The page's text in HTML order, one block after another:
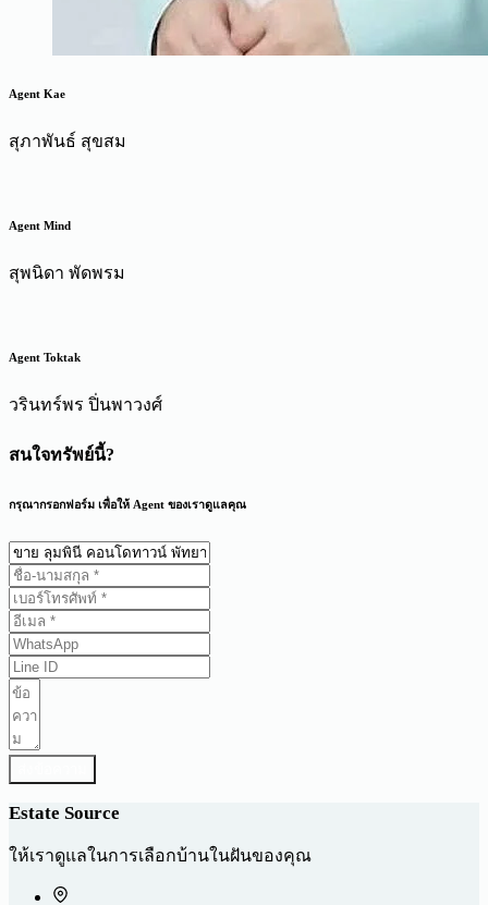
Agent Kae
สุภาพันธ์ สุขสม
Agent Mind
สุพนิดา พัดพรม
Agent Toktak
วรินทร์พร ปิ่นพาวงศ์
สนใจทรัพย์นี้?
กรุณากรอกฟอร์ม เพื่อให้ Agent ของเราดูแลคุณ
Estate Source
ให้เราดูแลในการเลือกบ้านในฝันของคุณ